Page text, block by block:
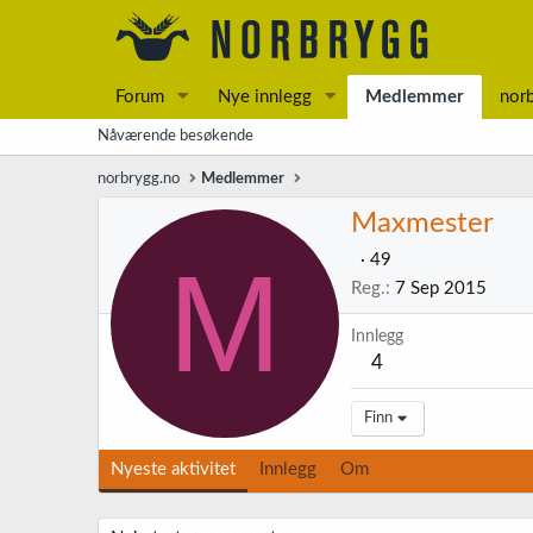
Forum Nye innlegg Medlemmer
Nåværende besøkende
norbrygg.no Medlemmer
M
Maxmester
· 49
Reg.
7 Sep 2015
Innlegg
4
Finn
Nyeste aktivitet Innlegg Om